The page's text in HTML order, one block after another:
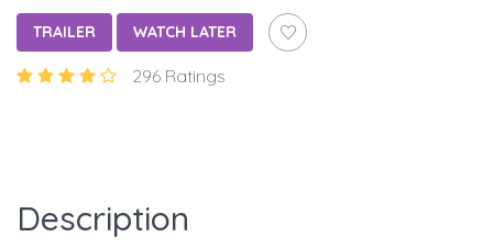
TRAILER WATCH LATER
296 Ratings
Description